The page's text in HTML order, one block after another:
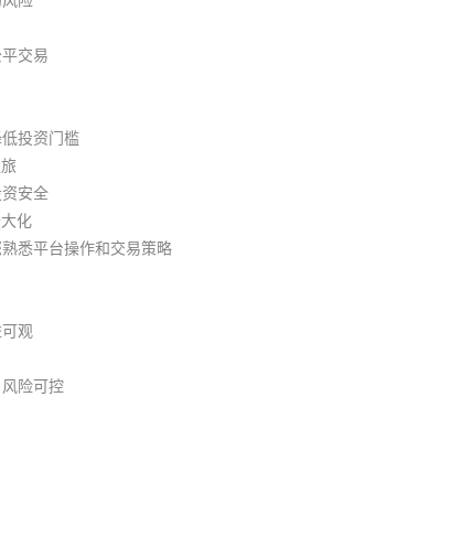
交易
投资门槛
安全
化
悉平台操作和交易策略
观
险可控